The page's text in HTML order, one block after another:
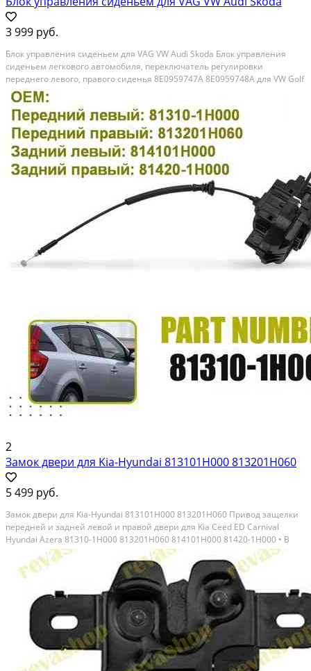
3 999 руб.
Блок управления сиденьем для VAG VW Audi Skoda Блок управления
сиденьем легкового автомобиля, переключатель регулировки
переднего левого, правого сиденья 8E0959747A 8E0959748A для VW Golf
MK5 Passat B6 Bora Audi A3 A4 S4 A6 S6 • Цена указана за один блок
управления сиденьем легкового автомобиля....
2
Замок двери для Kia-Hyundai 813101H000 813201H060
5 499 руб.
Замок двери для Kia-Hyundai 813101H000 813201H060 Привод защелки
передней и задней левой и правой двери для Kia Ceed ED Carnival
Hyundai Azera 81310-1H000 813201H060 814101H000 81420-1H000 • В
наличии на левую переднюю сторону, аналог, реплика отличного
качества · На остальные двери под заказ ·...